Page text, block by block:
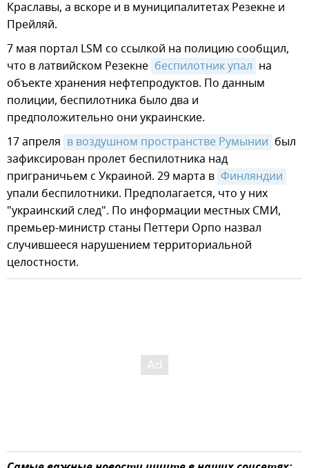
Краславы, а вскоре и в муниципалитетах Резекне и
Прейляй.
7 мая портал LSM со ссылкой на полицию сообщил,
что в латвийском Резекне беспилотник упал на
объекте хранения нефтепродуктов. По данным
полиции, беспилотника было два и
предположительно они украинские.
17 апреля в воздушном пространстве Румынии был
зафиксирован пролет беспилотника над
приграничьем с Украиной. 29 марта в Финляндии
упали беспилотники. Предполагается, что у них
"украинский след". По информации местных СМИ,
премьер-министр станы Петтери Орпо назвал
случившееся нарушением территориальной
целостности.